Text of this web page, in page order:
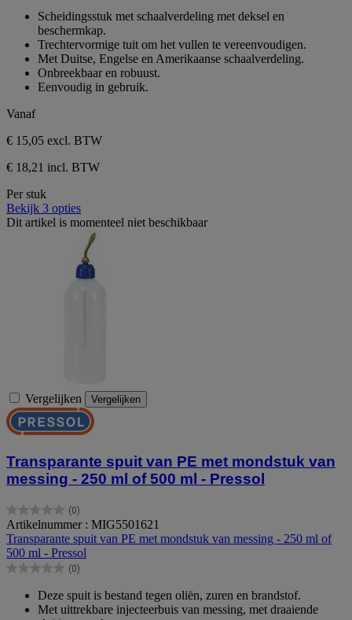
beoordelingen
sterren.
beoordelingen
Scheidingsstuk met schaalverdeling met deksel en
beschermkap.
Trechtervormige tuit om het vullen te vereenvoudigen.
Met Duitse, Engelse en Amerikaanse schaalverdeling.
Onbreekbaar en robuust.
Eenvoudig in gebruik.
Vanaf
€ 15,05 excl. BTW
€ 18,21 incl. BTW
Per stuk
Bekijk 3 opties
Dit artikel is momenteel niet beschikbaar
Vergelijken Vergelijken
Transparante spuit van PE met mondstuk van
messing - 250 ml of 500 ml - Pressol
(0)
0.0
van
de
5
sterren.
Artikelnummer : MIG5501621
Transparante spuit van PE met mondstuk van messing - 250 ml of
500 ml - Pressol
(0)
0.0
Deze spuit is bestand tegen oliën, zuren en brandstof.
Met uittrekbare injecteerbuis van messing, met draaiende